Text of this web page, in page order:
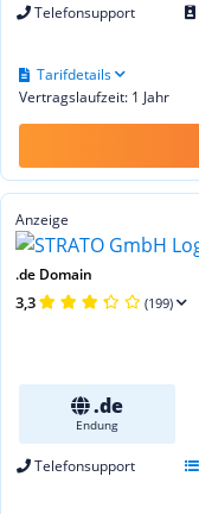
Telefonsupport
Vertragslaufzeit: 1 Jahr
Tarifdetails
Anzeige
.de Domain
3,3 (199)
.de
Endung
Telefonsupport